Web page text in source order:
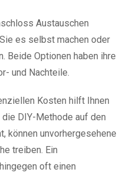
Austauschen
es selbst machen oder
Beide Optionen haben ihre
und Nachteile.
Kosten hilft Ihnen
DIY-Methode auf den
können unvorhergesehene
treiben. Ein
oft einen